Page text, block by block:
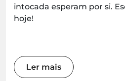
intocada esperam por si.
hoje!
Ler mais